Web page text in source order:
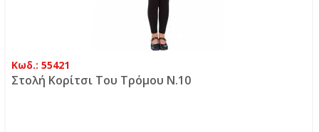
Κωδ.: 55421
Στολή Κορίτσι Του Τρόμου N.10